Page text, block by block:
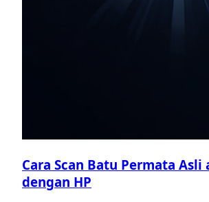
Cara Scan Batu Permata Asli
dengan HP